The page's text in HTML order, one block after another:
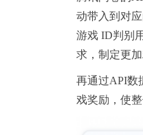
动带入到对
游戏 ID判别
求，制定更
再通过API数
戏奖励，使